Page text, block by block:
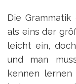
Die
als eins der
leicht ein,
und man
kennen